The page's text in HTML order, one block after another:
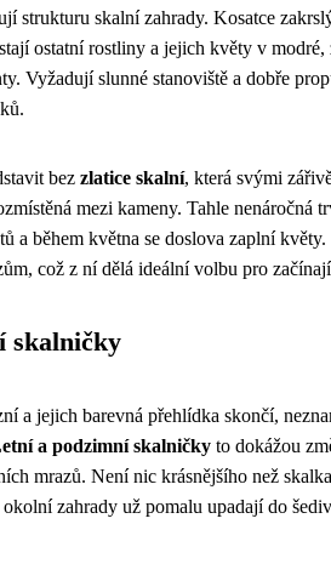
strukturu skalní zahrady. Kosatce
ostatní rostliny a jejich květy v modré,
Vyžadují slunné stanoviště a dobře
bez zlatice skalní, která svými
mezi kameny. Tahle nenáročná
a během května se doslova zaplní
což z ní dělá ideální volbu pro
skalničky
a jejich barevná přehlídka skončí,
a podzimní skalničky to dokážou
mrazů. Není nic krásnějšího než
zahrady už pomalu upadají do